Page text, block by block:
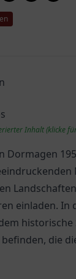
Inhalt (klicke
Dormagen
einladen. In
historische
die